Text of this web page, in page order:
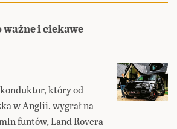
ważne i ciekawe
który od
w Anglii, wygrał na
funtów, Land Rovera